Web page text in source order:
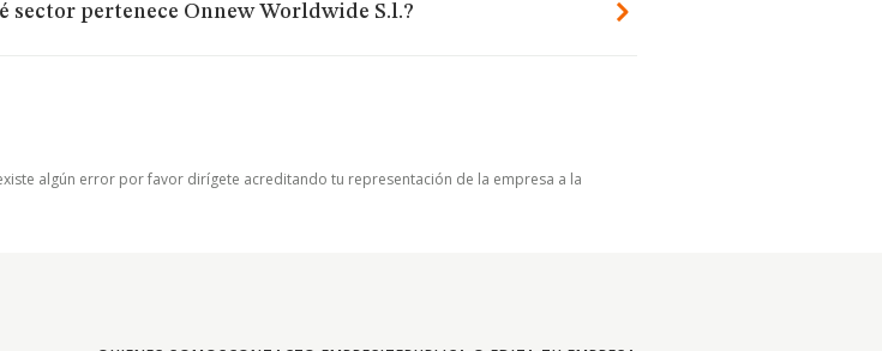
sector pertenece Onnew Worldwide S.l.?
algún error por favor dirígete acreditando tu representación de la empresa a la